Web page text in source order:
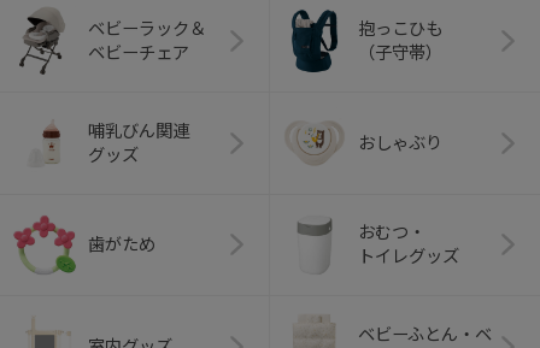
ベビーラック＆
ベビーチェア
抱っこひも
（子守帯）
哺乳びん関連
グッズ
おしゃぶり
歯がため
おむつ・
トイレグッズ
ベビーふとん・ベ